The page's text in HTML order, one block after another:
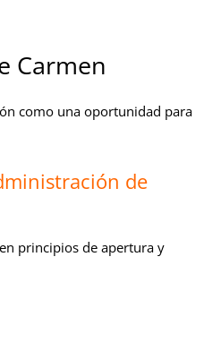
Carmen
como una oportunidad para
de
principios de apertura y